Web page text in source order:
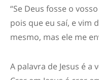
“Se Deus fosse o
pois que eu saí, e vim
mesmo, mas ele me
A palavra de Jesus é a